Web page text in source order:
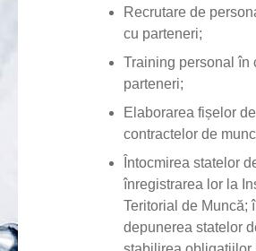
Recrutare de
cu parteneri;
Training personal în
parteneri;
Elaborarea fișelor
contractelor de
Întocmirea statelor
înregistrarea lor la
Teritorial de Muncă;
depunerea statelor